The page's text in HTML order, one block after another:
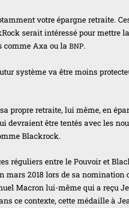
votre épargne retraite.
serait inté­res­sé pour mettre
comme Axa ou laBNP.
sys­tème va être moins
propre retraite, lui même, en
devraient être ten­tés avec les
Blackrock.
régu­liers entre le Pouvoir et
mars 2018 lors de sa
Macron lui-même qui a reçu
ce contexte, cette médaille à